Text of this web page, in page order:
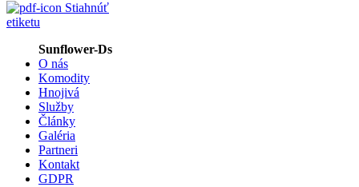
Stiahnúť
etiketu
Sunflower-Ds
O nás
Komodity
Hnojivá
Služby
Články
Galéria
Partneri
Kontakt
GDPR